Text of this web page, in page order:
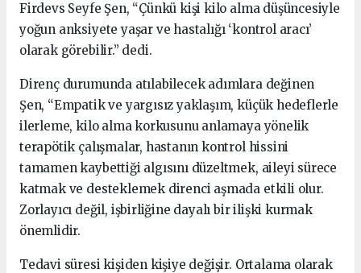
Firdevs Seyfe Şen, “Çünkü kişi kilo alma düşüncesiyle
yoğun anksiyete yaşar ve hastalığı ‘kontrol aracı’
olarak görebilir.” dedi.
Direnç durumunda atılabilecek adımlara değinen
Şen, “Empatik ve yargısız yaklaşım, küçük hedeflerle
ilerleme, kilo alma korkusunu anlamaya yönelik
terapötik çalışmalar, hastanın kontrol hissini
tamamen kaybettiği algısını düzeltmek, aileyi sürece
katmak ve desteklemek direnci aşmada etkili olur.
Zorlayıcı değil, işbirliğine dayalı bir ilişki kurmak
önemlidir.
Tedavi süresi kişiden kişiye değişir. Ortalama olarak